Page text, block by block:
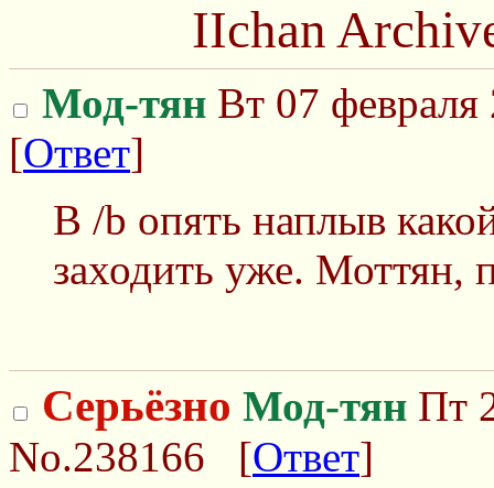
IIchan
Мод-тян Вт 07
[Ответ]
В /b опять наплыв
заходить уже. Моттян,
Серьёзно Мод-тян Пт
No.238166 [Ответ]